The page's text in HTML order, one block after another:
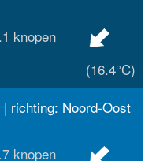
knopen
(16.4°C)
richting: Noord-Oost
knopen